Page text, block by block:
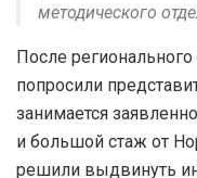
методического
После
попросили
занимается
и большой стаж от
решили выдвинуть